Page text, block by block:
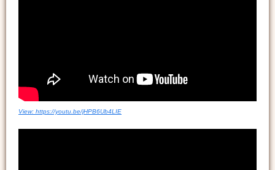
View: https://youtu.be/jHPB6Ub4LIE